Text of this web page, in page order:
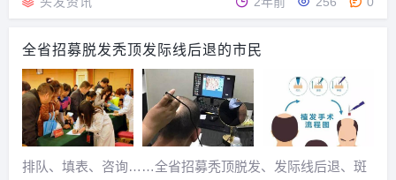
“拒载”。经几方协调，昨日，张先生搭
班顺利到家。昨晚，记者电话采访张先
生。张先生今年27岁，家住重庆，因遗
传原因，...
全省招募脱发秃顶发际线后退的市民
排队、填表、咨询……全省招募秃顶脱发、发际线后退、斑